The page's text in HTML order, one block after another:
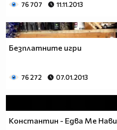
76 707 11.11.2013
Безплатните игри
76 272 07.01.2013
Константин - Едва Ме Нави